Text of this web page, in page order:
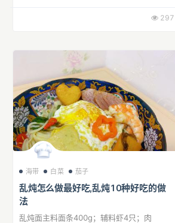
上热油炝香步骤4倒入酱油步骤5倒入白醋步
297
海带 白菜 茄子
乱炖怎么做最好吃,乱炖10种好吃的做
法
乱炖面主料面条400g；辅料虾4只；肉